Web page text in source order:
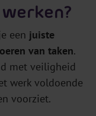
een juiste
van taken.
met veiligheid
werk voldoende
voorziet.